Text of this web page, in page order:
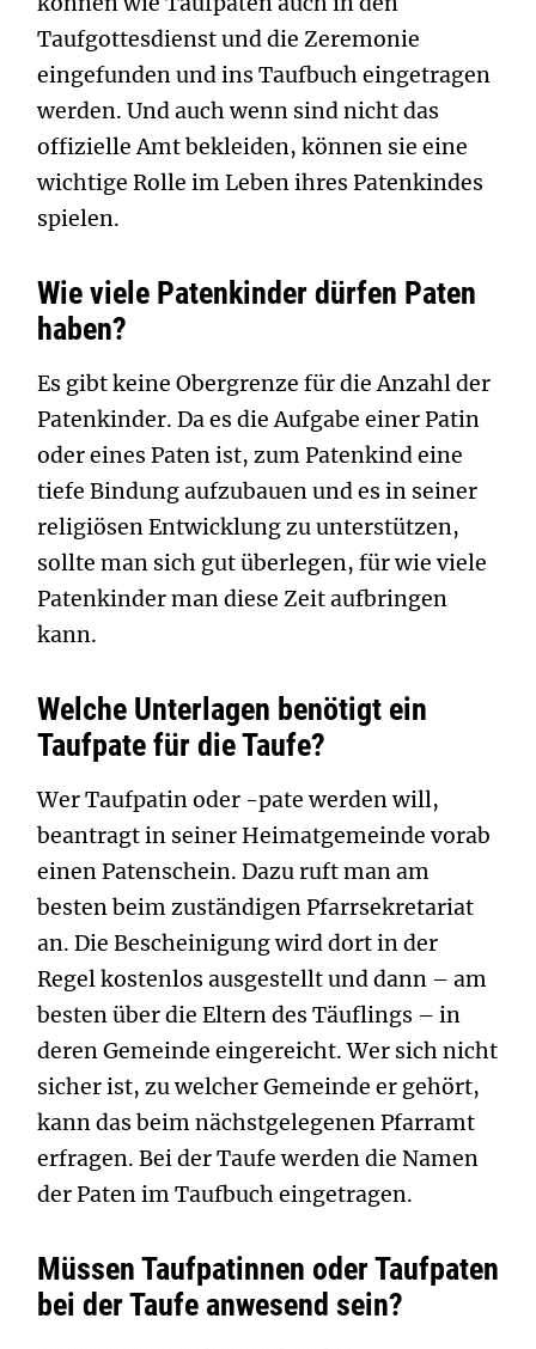
Taufgottesdienst und die Zeremonie
eingefunden und ins Taufbuch eingetragen
werden. Und auch wenn sind nicht das
offizielle Amt bekleiden, können sie eine
wichtige Rolle im Leben ihres Patenkindes
spielen.
Wie viele Patenkinder dürfen Paten
haben?
Es gibt keine Obergrenze für die Anzahl der
Patenkinder. Da es die Aufgabe einer Patin
oder eines Paten ist, zum Patenkind eine
tiefe Bindung aufzubauen und es in seiner
religiösen Entwicklung zu unterstützen,
sollte man sich gut überlegen, für wie viele
Patenkinder man diese Zeit aufbringen
kann.
Welche Unterlagen benötigt ein
Taufpate für die Taufe?
Wer Taufpatin oder -pate werden will,
beantragt in seiner Heimatgemeinde vorab
einen Patenschein. Dazu ruft man am
besten beim zuständigen Pfarrsekretariat
an. Die Bescheinigung wird dort in der
Regel kostenlos ausgestellt und dann – am
besten über die Eltern des Täuflings – in
deren Gemeinde eingereicht. Wer sich nicht
sicher ist, zu welcher Gemeinde er gehört,
kann das beim nächstgelegenen Pfarramt
erfragen. Bei der Taufe werden die Namen
der Paten im Taufbuch eingetragen.
Müssen Taufpatinnen oder Taufpaten
bei der Taufe anwesend sein?